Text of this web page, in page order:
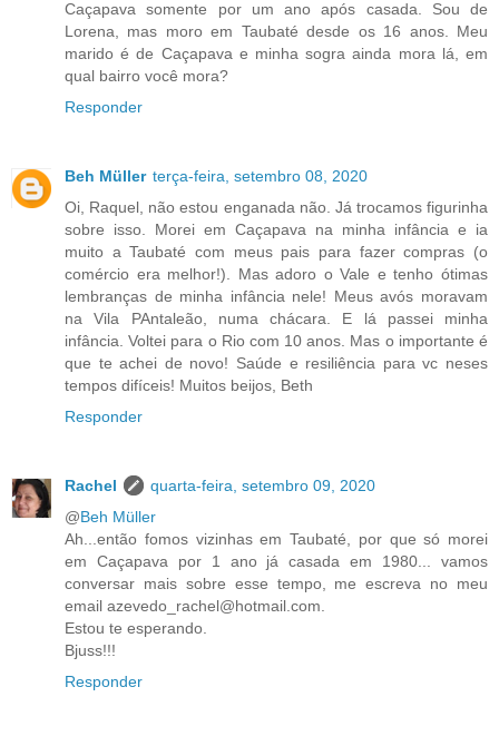
Caçapava somente por um ano após casada. Sou de
Lorena, mas moro em Taubaté desde os 16 anos. Meu
marido é de Caçapava e minha sogra ainda mora lá, em
qual bairro você mora?
Responder
Beh Müller terça-feira, setembro 08, 2020
Oi, Raquel, não estou enganada não. Já trocamos figurinha
sobre isso. Morei em Caçapava na minha infância e ia
muito a Taubaté com meus pais para fazer compras (o
comércio era melhor!). Mas adoro o Vale e tenho ótimas
lembranças de minha infância nele! Meus avós moravam
na Vila PAntaleão, numa chácara. E lá passei minha
infância. Voltei para o Rio com 10 anos. Mas o importante é
que te achei de novo! Saúde e resiliência para vc neses
tempos difíceis! Muitos beijos, Beth
Responder
Rachel
quarta-feira, setembro 09, 2020
@Beh Müller
Ah...então fomos vizinhas em Taubaté, por que só morei
em Caçapava por 1 ano já casada em 1980... vamos
conversar mais sobre esse tempo, me escreva no meu
email azevedo_rachel@hotmail.com.
Estou te esperando.
Bjuss!!!
Responder